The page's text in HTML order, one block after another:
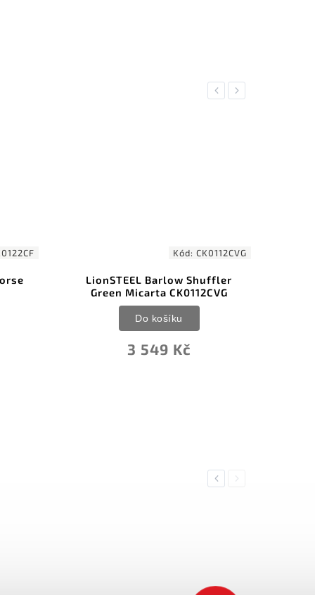
Previous
Kód:CK0111CVG
LionSTEEL Barlow Roundhead
Green Micarta CK0111CVG
3 549 Kč
Do košíku
Next
PreviousNext